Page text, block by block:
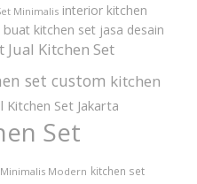
Minimalis interior kitchen
buat kitchen set jasa desain
Jual Kitchen Set
set custom kitchen
Kitchen Set Jakarta
Set
Modern kitchen set